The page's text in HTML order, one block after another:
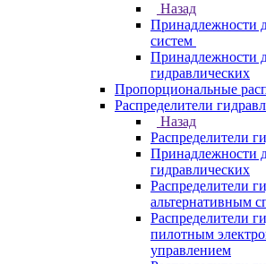
Назад
Принадлежности
систем
Принадлежности
гидравлических
Пропорциональные
Распределители
Назад
Распределители
Принадлежности
гидравлических
Распределители
альтернативным
Распределители
пилотным
управлением